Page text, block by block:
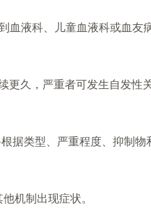
液科、儿童血液科或血友
久，严重者可发生自发性
类型、严重程度、抑制物
机制出现症状。